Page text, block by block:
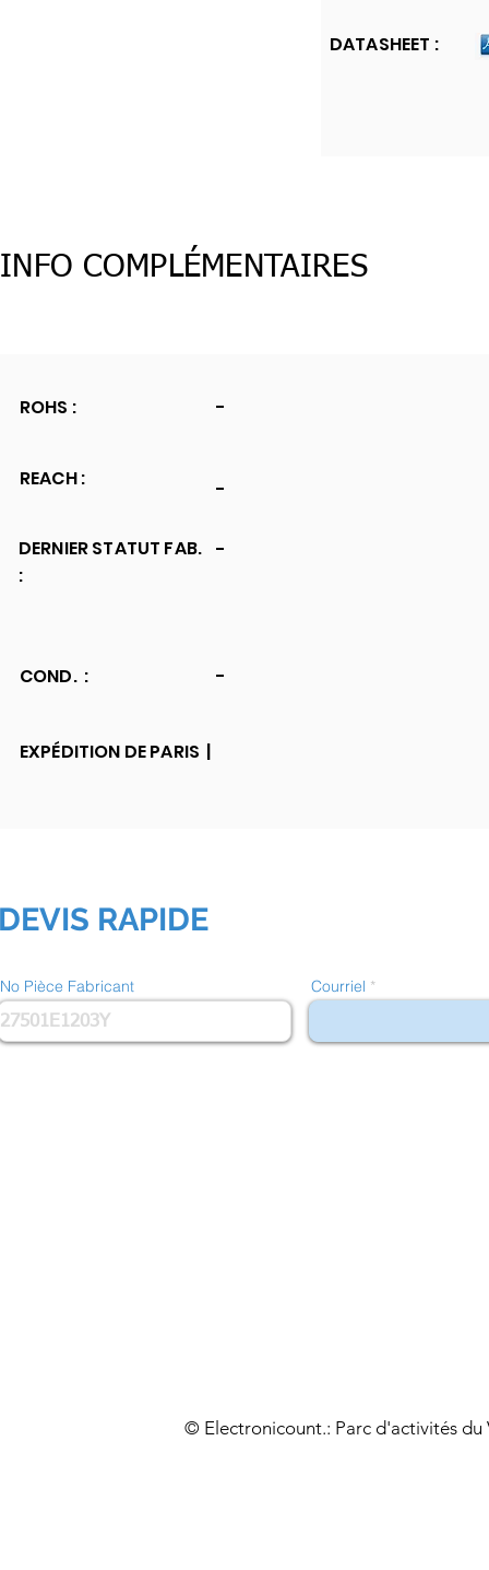
DATASHEET :
INFO COMPLÉMENTAIRES
ROHS : -
REACH :
DERNIER STATUT FAB.
:
-
-
COND. : -
EXPÉDITION DE PARIS |
RAPIDE
No Pièce Fabricant Courriel
© Electronicount.: Parc d'activités du